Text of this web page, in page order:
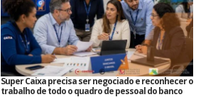
Super Caixa precisa ser negociado e reconhecer o
trabalho de todo o quadro de pessoal do banco